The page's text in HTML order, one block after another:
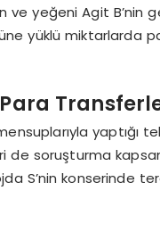
yeğeni Agit B’nin
yüklü miktarlarda
yaptığı
soruşturma
S’nin konserinde